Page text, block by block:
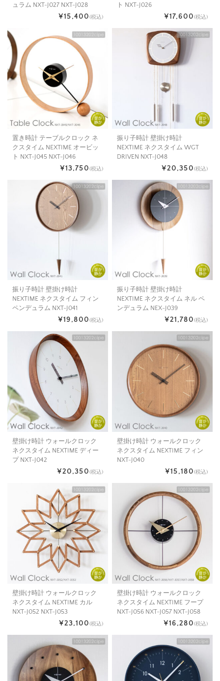
ュラム NXT-J027 NXT-J028
¥15,400(税込)
ト NXT-J026
¥17,600(税込)
置き時計 テーブルクロック ネ
クスタイム NEXTIME オービッ
ト NXT-J045 NXT-J046
¥13,750(税込)
振り子時計 壁掛け時計
NEXTIME ネクスタイム WGT
DRIVEN NXT-J048
¥20,350(税込)
振り子時計 壁掛け時計
NEXTIME ネクスタイム フィン
ペンデュラム NXT-J041
¥19,800(税込)
振り子時計 壁掛け時計
NEXTIME ネクスタイム ネル ペ
ンデュラム NEX-J039
¥21,780(税込)
壁掛け時計 ウォールクロック
ネクスタイム NEXTIME ディー
プ NXT-J042
¥20,350(税込)
壁掛け時計 ウォールクロック
ネクスタイム NEXTIME フィン
NXT-J040
¥15,180(税込)
壁掛け時計 ウォールクロック
ネクスタイム NEXTIME カル
NXT-J052 NXT-J053
¥23,100(税込)
壁掛け時計 ウォールクロック
ネクスタイム NEXTIME フープ
NXT-J056 NXT-J057 NXT-J058
¥16,280(税込)